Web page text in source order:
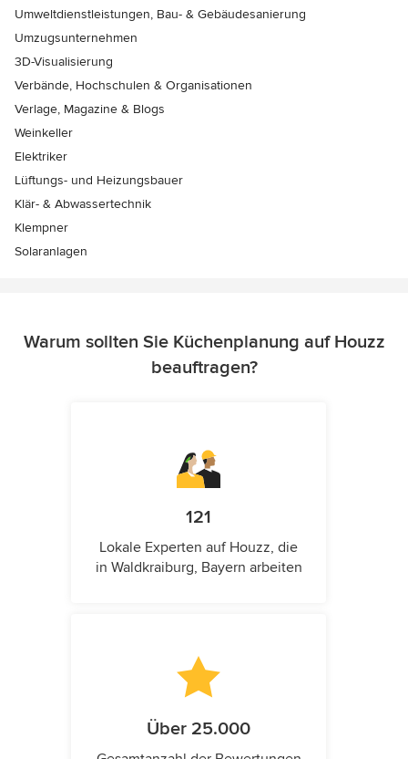
Umweltdienstleistungen, Bau- & Gebäudesanierung
Umzugsunternehmen
3D-Visualisierung
Verbände, Hochschulen & Organisationen
Verlage, Magazine & Blogs
Weinkeller
Elektriker
Lüftungs- und Heizungsbauer
Klär- & Abwassertechnik
Klempner
Solaranlagen
Warum sollten Sie Küchenplanung auf Houzz
beauftragen?
121
Lokale Experten auf Houzz, die
in Waldkraiburg, Bayern arbeiten
Über 25.000